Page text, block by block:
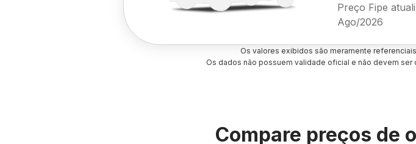
Preço Fipe
Ago/2026
Os valores exibidos são meramente
Os dados não possuem validade oficial e não devem
Compare preços de